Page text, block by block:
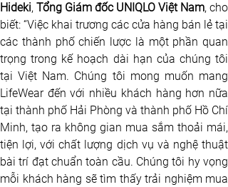
Hideki, Tổng Giám đốc UNIQLO Việt Nam, cho
biết: “Việc khai trương các cửa hàng bán lẻ tại
các thành phố chiến lược là một phần quan
trọng trong kế hoạch dài hạn của chúng tôi
tại Việt Nam. Chúng tôi mong muốn mang
LifeWear đến với nhiều khách hàng hơn nữa
tại thành phố Hải Phòng và thành phố Hồ Chí
Minh, tạo ra không gian mua sắm thoải mái,
tiện lợi, với chất lượng dịch vụ và nghệ thuật
bài trí đạt chuẩn toàn cầu. Chúng tôi hy vọng
mỗi khách hàng sẽ tìm thấy trải nghiệm mua